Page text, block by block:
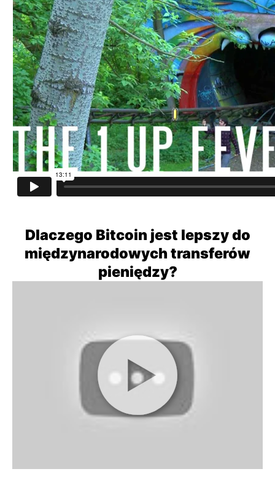
Dlaczego Bitcoin jest lepszy do
międzynarodowych transferów
pieniędzy?